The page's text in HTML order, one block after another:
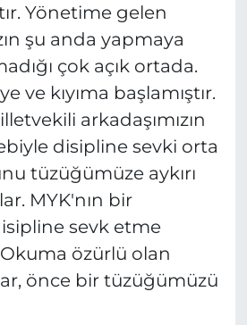
Yönetime gelen
şu anda yapmaya
çok açık ortada.
ve kıyıma başlamıştır.
arkadaşımızın
disipline sevki orta
tüzüğümüze aykırı
MYK'nın bir
sevk etme
özürlü olan
önce bir tüzüğümüzü